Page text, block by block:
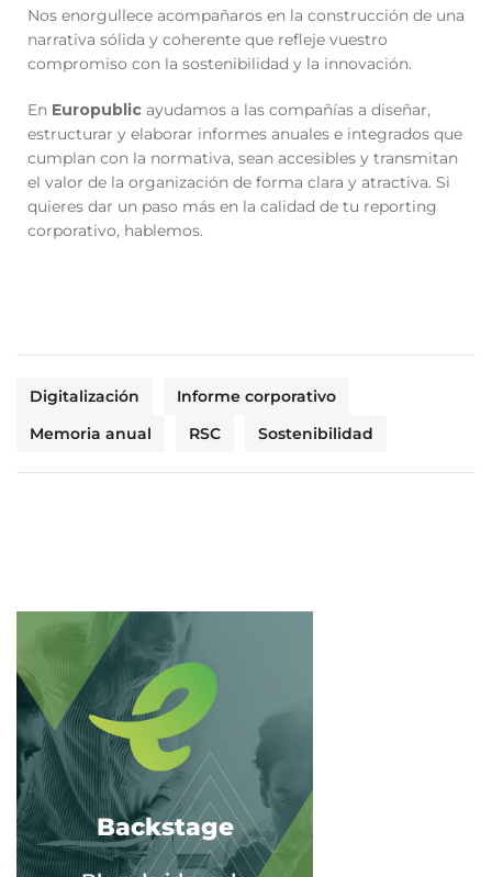
Nos enorgullece acompañaros en la construcción de una
narrativa sólida y coherente que refleje vuestro
compromiso con la sostenibilidad y la innovación.
En Europublic ayudamos a las compañías a diseñar,
estructurar y elaborar informes anuales e integrados que
cumplan con la normativa, sean accesibles y transmitan
el valor de la organización de forma clara y atractiva. Si
quieres dar un paso más en la calidad de tu reporting
corporativo, hablemos.
Digitalización
Informe corporativo
Memoria anual
RSC Sostenibilidad
Backstage